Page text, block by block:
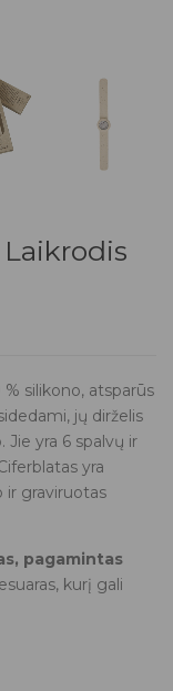
Laikrodis
silikono, atsparūs
jų dirželis
yra 6 spalvų ir
yra
ir graviruotas
pagamintas
kurį gali